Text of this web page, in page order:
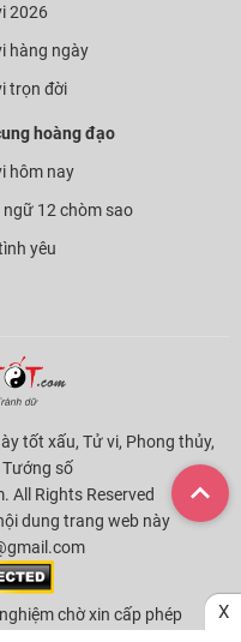
2026
hàng ngày
trọn đời
hoàng đạo
hôm nay
ngữ 12 chòm sao
yêu
tốt xấu, Tử vi, Phong thủy,
số
All Rights Reserved
dung trang web này
chờ xin cấp phép X